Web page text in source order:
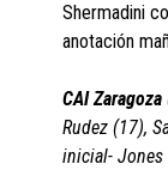
Shermadini
anotación
CAI
Rudez (17),
inicial- Jones